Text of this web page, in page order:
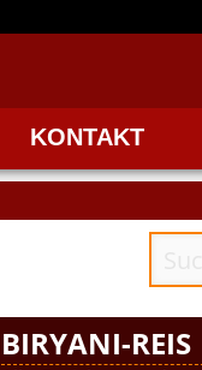
KONTAKT
BIRYANI-REIS